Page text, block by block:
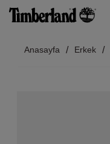
Anasayfa Erkek